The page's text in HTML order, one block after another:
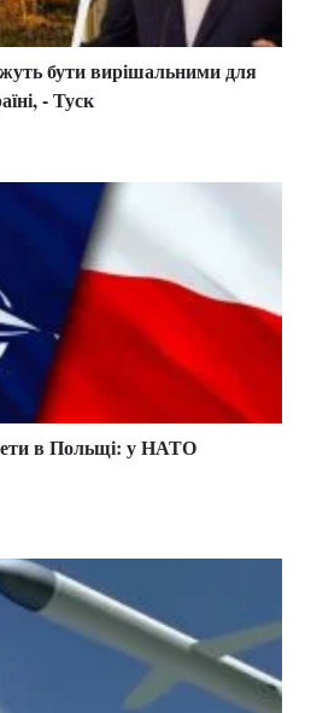
бути вирішальними для
- Туск
в Польщі: у НАТО